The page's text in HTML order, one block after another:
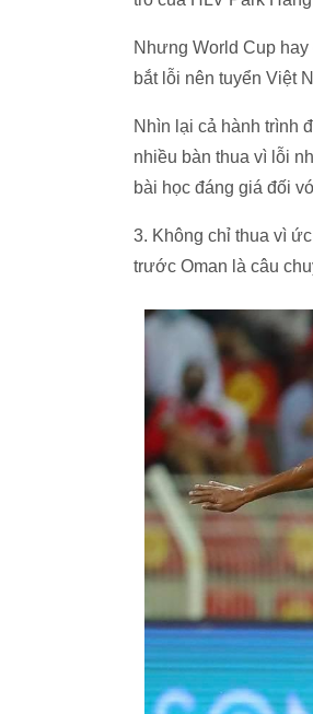
Nhưng World Cup
bắt lỗi nên tuyển Việt
Nhìn lại cả hành trình
nhiều bàn thua vì lỗi
bài học đáng giá đối
3. Không chỉ thua vì
trước Oman là câu